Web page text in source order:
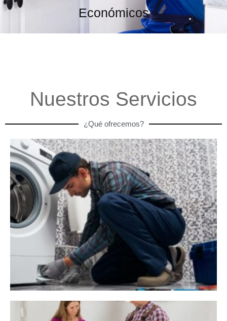
Económicos
Nuestros Servicios
¿Qué ofrecemos?